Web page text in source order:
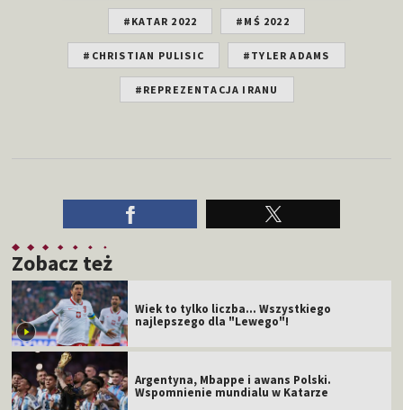
#KATAR 2022 #MŚ 2022
#CHRISTIAN PULISIC #TYLER ADAMS
#REPREZENTACJA IRANU
Zobacz też
Wiek to tylko liczba... Wszystkiego
najlepszego dla "Lewego"!
Argentyna, Mbappe i awans Polski.
Wspomnienie mundialu w Katarze